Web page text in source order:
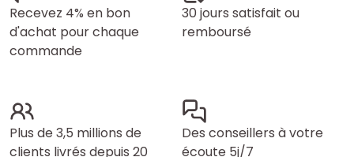
Recevez 4% en bon
d'achat pour chaque
commande
30 jours satisfait ou
remboursé
Plus de 3,5 millions de
clients livrés depuis 20
Des conseillers à votre
écoute 5j/7